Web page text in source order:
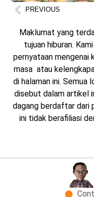
PREVIOUS
Maklumat yang
tujuan hiburan.
pernyataan mengenai
masa atau
di halaman ini. Semua
disebut dalam artikel
dagang berdaftar dari
ini tidak berafiliasi